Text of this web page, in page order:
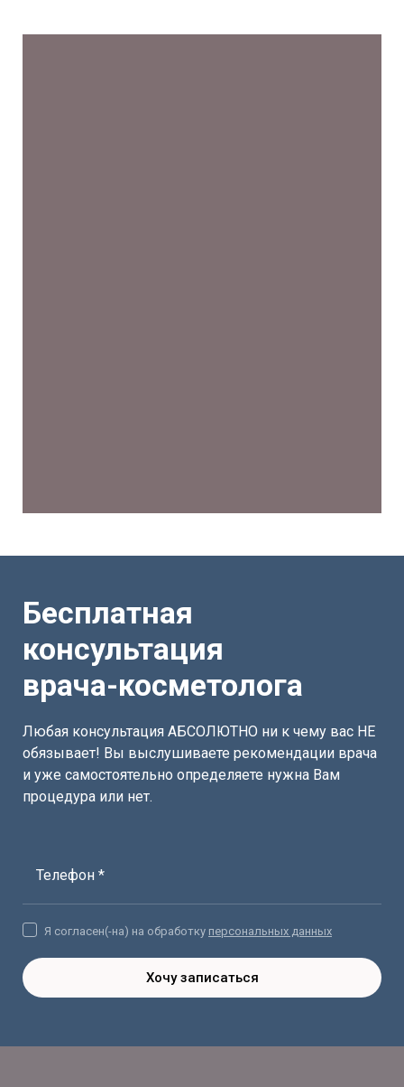
Бесплатная
консультация
врача-косметолога
Любая консультация АБСОЛЮТНО ни к чему вас НЕ
обязывает! Вы выслушиваете рекомендации врача
и уже самостоятельно определяете нужна Вам
процедура или нет.
Телефон *
Хочу записаться
Я согласен(-на) на обработку персональных данных